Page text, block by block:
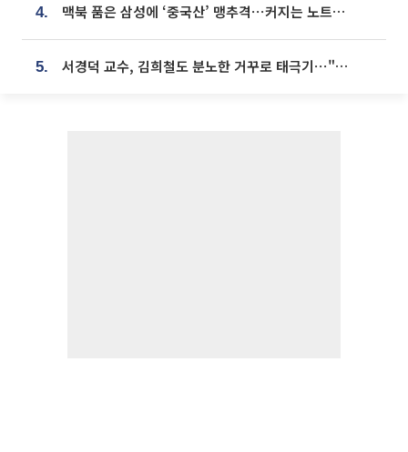
4. 맥북 품은 삼성에 ‘중국산’ 맹추격⋯커지는 노트북 OLED 시장
5. 서경덕 교수, 김희철도 분노한 거꾸로 태극기⋯"엉터리는 아냐, 아쉬울 뿐"